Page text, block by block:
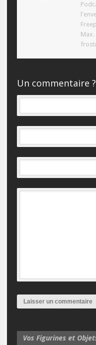
Max.
Un commentaire ?
Vos Figurines et